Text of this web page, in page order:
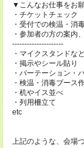
▼こんなお仕事をお
・チケットチェック
・受付での検温・消
・参加者の方の案内
---------------------
・マイクスタンドな
・掲示やシール貼り
・パーテーション・
・検温・消毒ブース
・机やイス並べ
・列用柵立て
etc
上記のような、会場